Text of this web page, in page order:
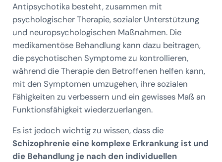
Antipsychotika besteht, zusammen mit
psychologischer Therapie, sozialer Unterstützung
und neuropsychologischen Maßnahmen. Die
medikamentöse Behandlung kann dazu beitragen,
die psychotischen Symptome zu kontrollieren,
während die Therapie den Betroffenen helfen kann,
mit den Symptomen umzugehen, ihre sozialen
Fähigkeiten zu verbessern und ein gewisses Maß an
Funktionsfähigkeit wiederzuerlangen.
Es ist jedoch wichtig zu wissen, dass die
Schizophrenie eine komplexe Erkrankung ist und
die Behandlung je nach den individuellen